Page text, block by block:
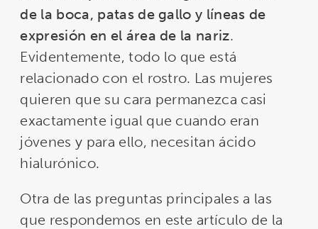
de la boca, patas de gallo y líneas de
expresión en el área de la nariz.
Evidentemente, todo lo que está
relacionado con el rostro. Las mujeres
quieren que su cara permanezca casi
exactamente igual que cuando eran
jóvenes y para ello, necesitan ácido
hialurónico.
Otra de las preguntas principales a las
que respondemos en este artículo de la